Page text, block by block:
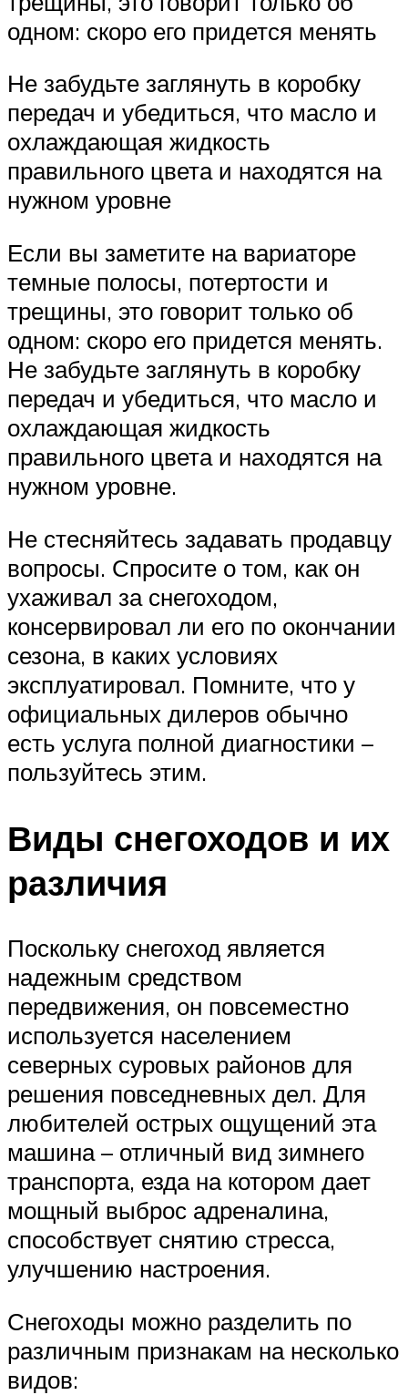
одном: скоро его придется менять
Не забудьте заглянуть в коробку
передач и убедиться, что масло и
охлаждающая жидкость
правильного цвета и находятся на
нужном уровне
Если вы заметите на вариаторе
темные полосы, потертости и
трещины, это говорит только об
одном: скоро его придется менять.
Не забудьте заглянуть в коробку
передач и убедиться, что масло и
охлаждающая жидкость
правильного цвета и находятся на
нужном уровне.
Не стесняйтесь задавать продавцу
вопросы. Спросите о том, как он
ухаживал за снегоходом,
консервировал ли его по окончании
сезона, в каких условиях
эксплуатировал. Помните, что у
официальных дилеров обычно
есть услуга полной диагностики –
пользуйтесь этим.
Виды снегоходов и их
различия
Поскольку снегоход является
надежным средством
передвижения, он повсеместно
используется населением
северных суровых районов для
решения повседневных дел. Для
любителей острых ощущений эта
машина – отличный вид зимнего
транспорта, езда на котором дает
мощный выброс адреналина,
способствует снятию стресса,
улучшению настроения.
Снегоходы можно разделить по
различным признакам на несколько
видов: